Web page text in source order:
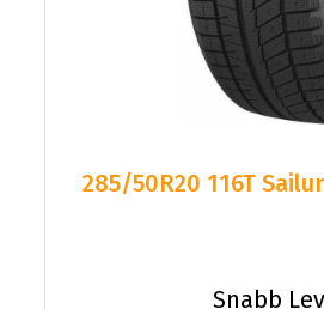
285/50R20 116T
Snabb